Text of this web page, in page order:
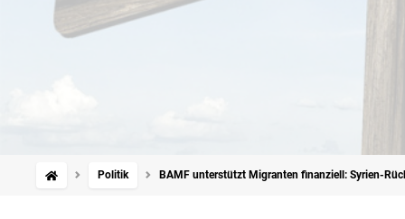
Politik BAMF unterstützt Migranten finanziell: Syrien-